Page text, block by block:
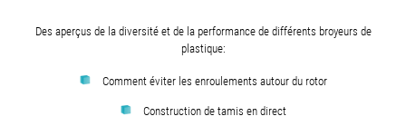
Des aperçus de la diversité et de la performance de différents broyeurs de
plastique:
Comment éviter les enroulements autour du rotor
Construction de tamis en direct